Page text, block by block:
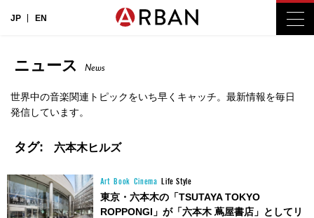
JP EN
ニュース News
世界中の音楽関連トピックをいち早くキャッチ。最新情報を毎日
発信しています。
タグ: 六本木ヒルズ
Art Book Cinema Life Style
東京・六本木の「TSUTAYA TOKYO
ROPPONGI」が「六本木 蔦屋書店」としてリ